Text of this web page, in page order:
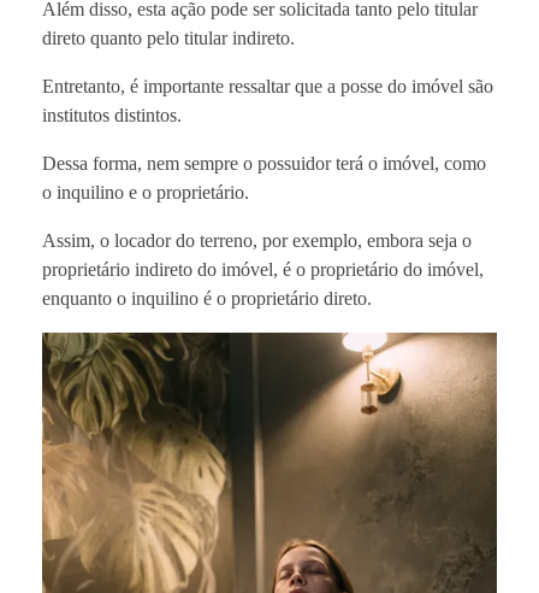
Além disso, esta ação pode ser solicitada tanto pelo titular
direto quanto pelo titular indireto.
Entretanto, é importante ressaltar que a posse do imóvel são
institutos distintos.
Dessa forma, nem sempre o possuidor terá o imóvel, como
o inquilino e o proprietário.
Assim, o locador do terreno, por exemplo, embora seja o
proprietário indireto do imóvel, é o proprietário do imóvel,
enquanto o inquilino é o proprietário direto.